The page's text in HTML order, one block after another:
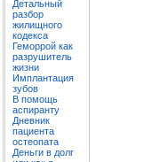
Детальный
разбор
жилищного
кодекса
Геморрой как
разрушитель
жизни
Имплантация
зубов
В помощь
аспиранту
Дневник
пациента
остеопата
Деньги в долг